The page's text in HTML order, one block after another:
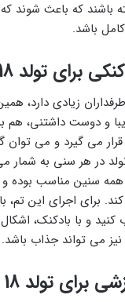
باشند که باعث شوند
باشد.
زیادی دارد،
و دوست داشتنی، هم
قرار می گیرد و می توان
در هر سنی به شمار
همه سنین مناسب بوده و
برای اجرای این تم،
کنید و با بادکنک،
نیز می تواند جذاب باشد.